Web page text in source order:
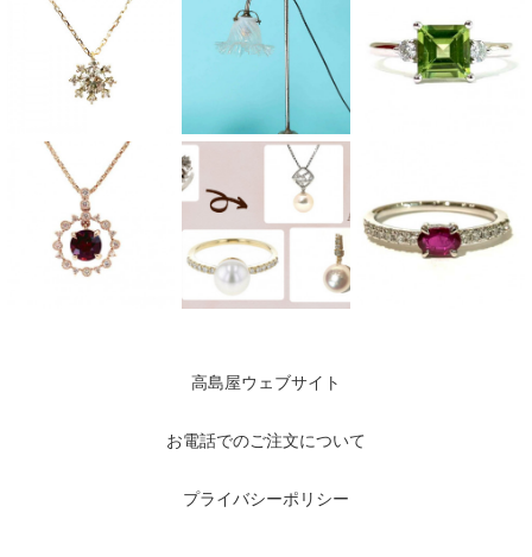
高島屋ウェブサイト
お電話でのご注文について
プライバシーポリシー